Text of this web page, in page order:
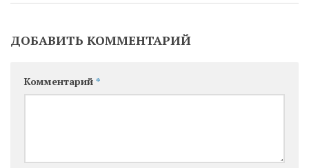
ДОБАВИТЬ КОММЕНТАРИЙ
Комментарий *